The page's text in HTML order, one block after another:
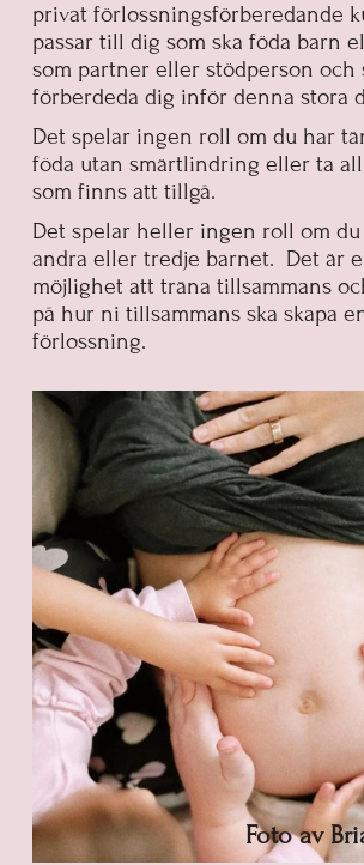
privat förlossningsförberedande
passar till dig som ska föda barn
som partner eller stödperson och
förberdeda dig inför denna stora
Det spelar ingen roll om du har
föda utan smärtlindring eller ta
som finns att tillgå.
Det spelar heller ingen roll om
andra eller tredje barnet. Det är
möjlighet att träna tillsammans
på hur ni tillsammans ska skapa
förlossning.
Foto av